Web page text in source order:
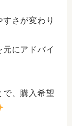
さが変わり
にアドバイ
、購入希望